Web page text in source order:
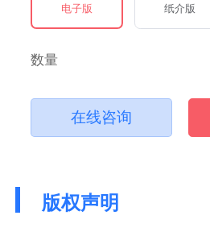
电子版 纸介版
数量
在线咨询
版权声明